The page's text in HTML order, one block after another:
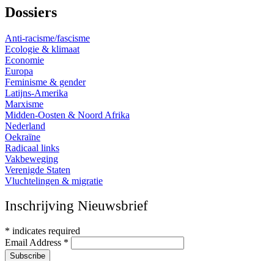
Dossiers
Anti-racisme/fascisme
Ecologie & klimaat
Economie
Europa
Feminisme & gender
Latijns-Amerika
Marxisme
Midden-Oosten & Noord Afrika
Nederland
Oekraïne
Radicaal links
Vakbeweging
Verenigde Staten
Vluchtelingen & migratie
Inschrijving Nieuwsbrief
* indicates required
Email Address *